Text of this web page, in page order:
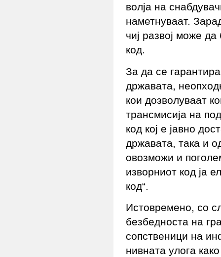
волја на
наметнуваат.
чиј развој може
код.
За да се
државата,
кои дозволуваат
трансмисија на
код кој е јавно
државата, така и
овозможи и
изворниот код ја
код“.
Истовремено, со
безбедноста на
сопственици на
нивната улога